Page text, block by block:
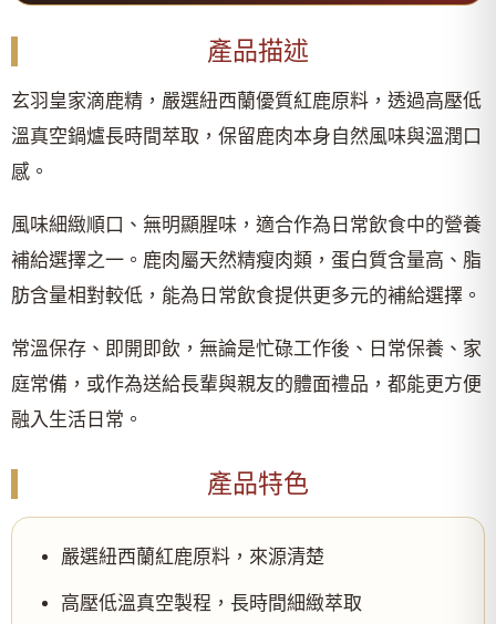
產品描述
玄羽皇家滴鹿精，嚴選紐西蘭優質紅鹿原料，透過高壓低
溫真空鍋爐長時間萃取，保留鹿肉本身自然風味與溫潤口
感。
風味細緻順口、無明顯腥味，適合作為日常飲食中的營養
補給選擇之一。鹿肉屬天然精瘦肉類，蛋白質含量高、脂
肪含量相對較低，能為日常飲食提供更多元的補給選擇。
常溫保存、即開即飲，無論是忙碌工作後、日常保養、家
庭常備，或作為送給長輩與親友的體面禮品，都能更方便
融入生活日常。
產品特色
嚴選紐西蘭紅鹿原料，來源清楚
高壓低溫真空製程，長時間細緻萃取